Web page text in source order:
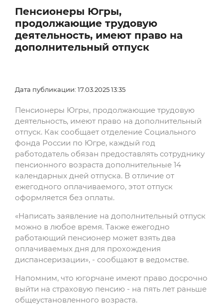
Пенсионеры Югры,
продолжающие трудовую
деятельность, имеют право на
дополнительный отпуск
Дата публикации: 17.03.2025 13:35
Пенсионеры Югры, продолжающие трудовую
деятельность, имеют право на дополнительный
отпуск. Как сообщает отделение Социального
фонда России по Югре, каждый год
работодатель обязан предоставлять сотруднику
пенсионного возраста дополнительные 14
календарных дней отпуска. В отличие от
ежегодного оплачиваемого, этот отпуск
оформляется без оплаты.
«Написать заявление на дополнительный отпуск
можно в любое время. Также ежегодно
работающий пенсионер может взять два
оплачиваемых дня для прохождения
диспансеризации», - сообщают в ведомстве.
Напомним, что югорчане имеют право досрочно
выйти на страховую пенсию - на пять лет раньше
общеустановленного возраста.